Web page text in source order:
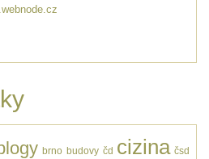
brno budovy čd cizina čsd